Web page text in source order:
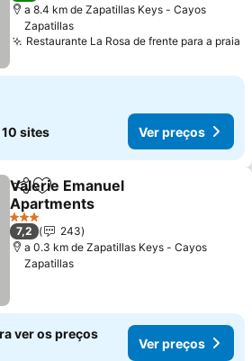
a 8.4 km de Zapatillas Keys - Cayos
Zapatillas
Restaurante La Rosa de frente para a praia
10 sites Ver preços
PartilharAdicionar aos favoritos
Valerie Emanuel
Apartments
Ver preços
3 Estrelas
7,2
243
a 0.3 km de Zapatillas Keys - Cayos
Zapatillas
ver os preços
Ver preços